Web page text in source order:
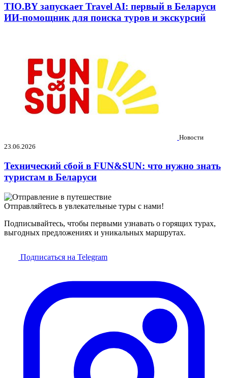
TIO.BY запускает Travel AI: первый в Беларуси
ИИ-помощник для поиска туров и экскурсий
Новости
23.06.2026
Технический сбой в FUN&SUN: что нужно знать
туристам в Беларуси
Отправляйтесь в увлекательные туры с нами!
Подписывайтесь, чтобы первыми узнавать о горящих турах,
выгодных предложениях и уникальных маршрутах.
Подписаться на Telegram